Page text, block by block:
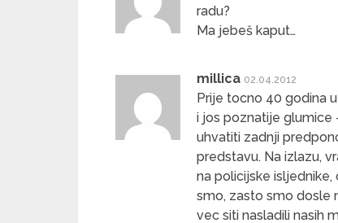
radu?
Ma jebeš kaput…
millica 02.04.2012
Prije tocno 40 godina
i jos poznatije glumice
uhvatiti zadnji
predstavu. Na izlazu,
na policijske
smo, zasto smo dosle
vec siti nasladili nasih